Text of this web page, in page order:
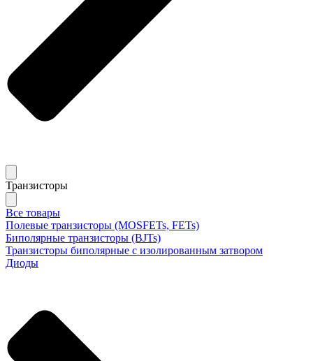
Транзисторы
Все товары
Полевые транзисторы (MOSFETs, FETs)
Биполярные транзисторы (BJTs)
Транзисторы биполярные с изолированным затвором
Диоды